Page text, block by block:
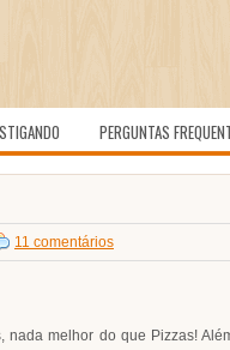
PERGUNTAS
11 comentários
melhor do que Pizzas!